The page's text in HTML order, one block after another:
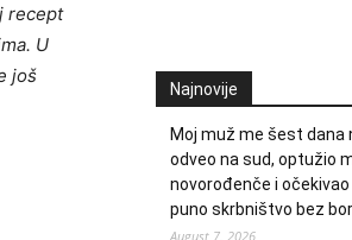
recept
U
još
Najnovije
Moj muž me šest dana
odveo na sud, optužio
novorođenče i
puno skrbništvo bez
August 7, 2026